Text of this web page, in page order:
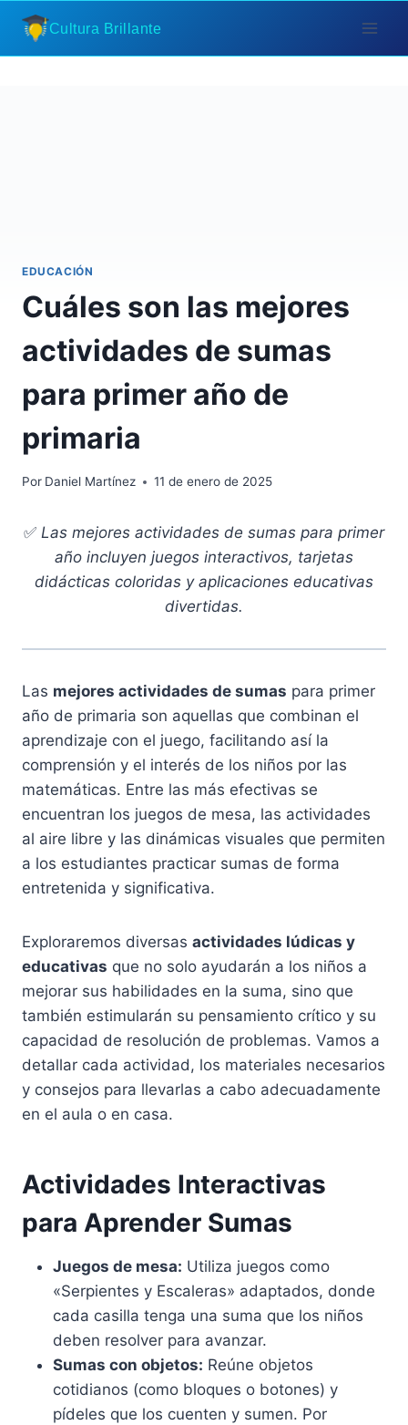
Saltar
contenido
Cultura Brillante
EDUCACIÓN
Cuáles son las mejores
actividades de sumas
para primer año de
primaria
Por Daniel Martínez 11 de enero de 2025
✅ Las mejores actividades de sumas para primer
año incluyen juegos interactivos, tarjetas
didácticas coloridas y aplicaciones educativas
divertidas.
Las mejores actividades de sumas para primer
año de primaria son aquellas que combinan el
aprendizaje con el juego, facilitando así la
comprensión y el interés de los niños por las
matemáticas. Entre las más efectivas se
encuentran los juegos de mesa, las actividades
al aire libre y las dinámicas visuales que permiten
a los estudiantes practicar sumas de forma
entretenida y significativa.
Exploraremos diversas actividades lúdicas y
educativas que no solo ayudarán a los niños a
mejorar sus habilidades en la suma, sino que
también estimularán su pensamiento crítico y su
capacidad de resolución de problemas. Vamos a
detallar cada actividad, los materiales necesarios
y consejos para llevarlas a cabo adecuadamente
en el aula o en casa.
Actividades Interactivas
para Aprender Sumas
Juegos de mesa: Utiliza juegos como
«Serpientes y Escaleras» adaptados, donde
cada casilla tenga una suma que los niños
deben resolver para avanzar.
Sumas con objetos: Reúne objetos
cotidianos (como bloques o botones) y
pídeles que los cuenten y sumen. Por